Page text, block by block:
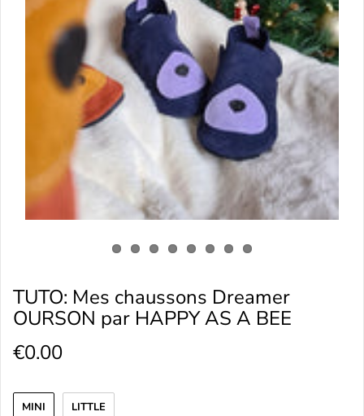
TUTO: Mes chaussons Dreamer
OURSON par HAPPY AS A BEE
€0.00
MINI LITTLE